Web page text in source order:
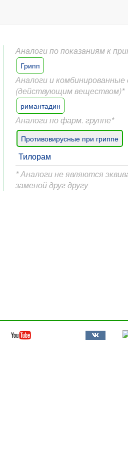
Аналоги по показаниям к
Грипп
Аналоги и
(действующим веществом)*
римантадин
Аналоги по фарм. группе*
Противовирусные при гриппе
Тилорам
* Аналоги не являются
заменой друг другу